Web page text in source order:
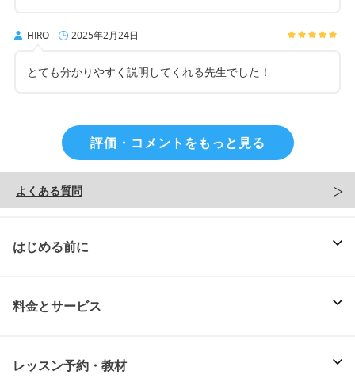
HIRO 2025年2月24日
とても分かりやすく説明してくれる先生でした！
評価・コメントをもっと見る
よくある質問
はじめる前に
料金とサービス
レッスン予約・教材